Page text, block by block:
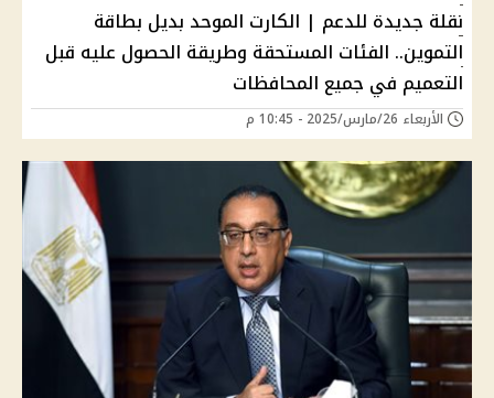
نقلة جديدة للدعم | الكارت الموحد بديل بطاقة
التموين.. الفئات المستحقة وطريقة الحصول عليه قبل
التعميم في جميع المحافظات
الأربعاء 26/مارس/2025 - 10:45 م